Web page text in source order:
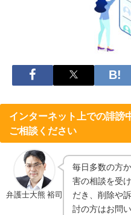
インターネット上での誹謗
ご相談ください
弁護士大熊 裕司
毎日多数の方
害の相談を受
だき、削除や
討の方はお問